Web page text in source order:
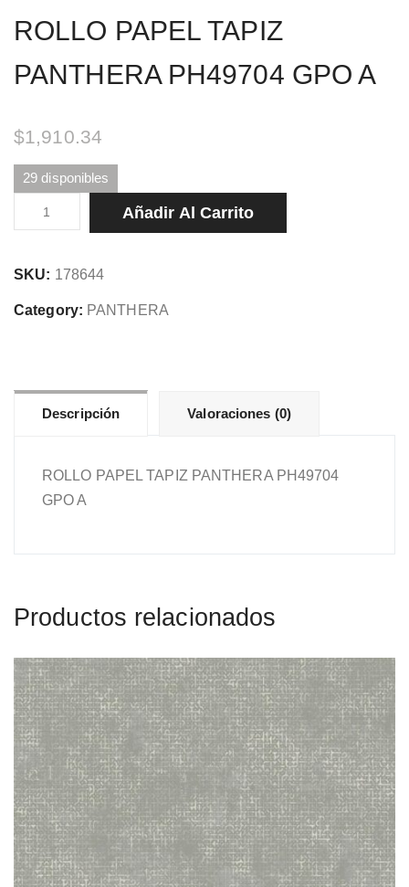
ROLLO PAPEL TAPIZ
PANTHERA PH49704 GPO A
$1,910.34
29 disponibles
ROLLO
PAPEL
PANTHERA
PH49704
Añadir Al Carrito
SKU: 178644
Category: PANTHERA
Descripción Valoraciones (0)
ROLLO PAPEL TAPIZ PANTHERA PH49704
GPO A
Productos relacionados